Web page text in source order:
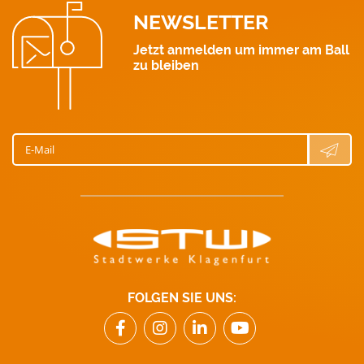
NEWSLETTER
Jetzt anmelden um immer am Ball
zu bleiben
E-Mail
FOLGEN SIE UNS: